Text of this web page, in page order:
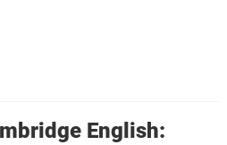
English: